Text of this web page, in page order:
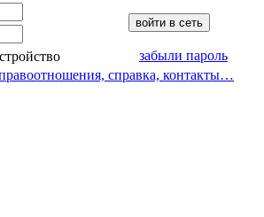
забыли пароль
справка, контакты…